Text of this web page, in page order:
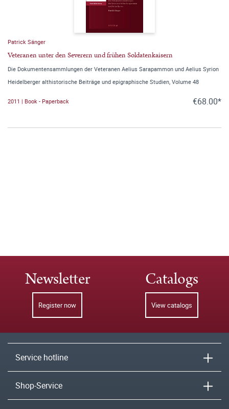
Patrick Sänger
Veteranen unter den Severern und frühen Soldatenkaisern
Die Dokumentensammlungen der Veteranen Aelius Sarapammon und Aelius Syrion
Heidelberger althistorische Beiträge und epigraphische Studien, Volume 48
2011 | Book - Paperback €68.00*
Newsletter
Register now
Catalogs
View catalogs
Service hotline
Shop-Service